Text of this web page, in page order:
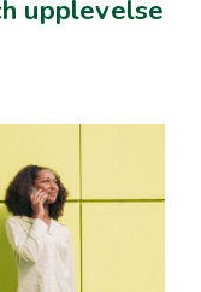
upplevelse